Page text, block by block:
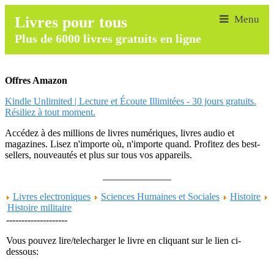
Livres pour tous
Plus de 6000 livres gratuits en ligne
Offres Amazon
Kindle Unlimited | Lecture et Écoute Illimitées - 30 jours gratuits.
Résiliez à tout moment.
Accédez à des millions de livres numériques, livres audio et
magazines. Lisez n'importe où, n'importe quand. Profitez des best-
sellers, nouveautés et plus sur tous vos appareils.
Livres electroniques
Sciences Humaines et Sociales
Histoire
Histoire militaire
--------------------
Vous pouvez lire/telecharger le livre en cliquant sur le lien ci-
dessous: